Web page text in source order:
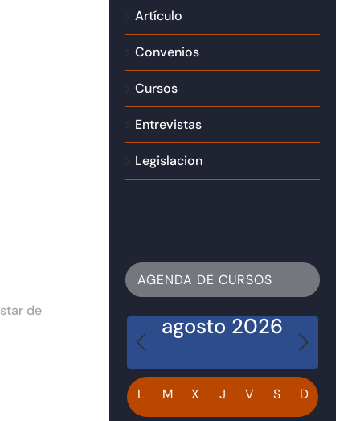
de
Artículo
Convenios
Cursos
Entrevistas
Legislacion
AGENDA DE CURSOS
agosto 2026
Calendario
L M X J V S D